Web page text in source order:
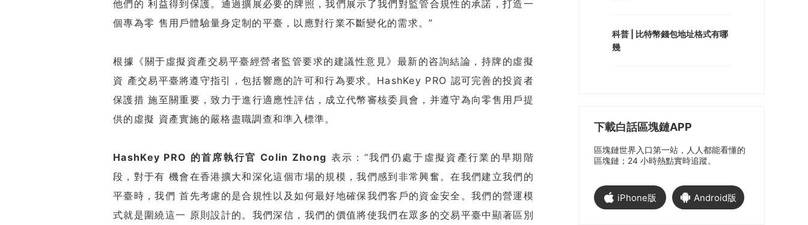
他們的 利益得到保護。通過擴展必要的牌照，我們展示了我們對監管合規性的承諾，打造一
個專為零 售用戶體驗量身定制的平臺，以應對行業不斷變化的需求。”
根據《關于虛擬資產交易平臺經營者監管要求的建議性意見》最新的咨詢結論，持牌的虛擬
資 產交易平臺將遵守指引，包括響應的許可和行為要求。HashKey PRO 認可完善的投資者
保護措 施至關重要，致力于進行適應性評估，成立代幣審核委員會，并遵守為向零售用戶提
供的虛擬 資產實施的嚴格盡職調查和準入標準。
HashKey PRO 的首席執行官 Colin Zhong 表示：“我們仍處于虛擬資產行業的早期階
段，對于有 機會在香港擴大和深化這個市場的規模，我們感到非常興奮。在我們建立我們的
平臺時，我們 首先考慮的是合規性以及如何最好地確保我們客戶的資金安全。我們的營運模
式就是圍繞這一 原則設計的。我們深信，我們的價值將使我們在眾多的交易平臺中顯著區別
科普 | 比特幣錢包地址格式有哪
幾
下載白話區塊鏈APP
區塊鏈世界入口第一站，人人都能看懂的
區塊鏈；24 小時熱點實時追蹤。
iPhone版 Android版